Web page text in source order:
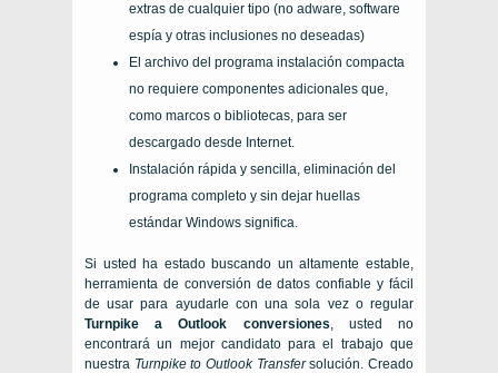
extras de cualquier tipo (no adware, software
espía y otras inclusiones no deseadas)
El archivo del programa instalación compacta
no requiere componentes adicionales que,
como marcos o bibliotecas, para ser
descargado desde Internet.
Instalación rápida y sencilla, eliminación del
programa completo y sin dejar huellas
estándar Windows significa.
Si usted ha estado buscando un altamente estable,
herramienta de conversión de datos confiable y fácil
de usar para ayudarle con una sola vez o regular
Turnpike aOutlook conversiones, usted no
encontrará un mejor candidato para el trabajo que
nuestra Turnpike to Outlook Transfersolución. Creado